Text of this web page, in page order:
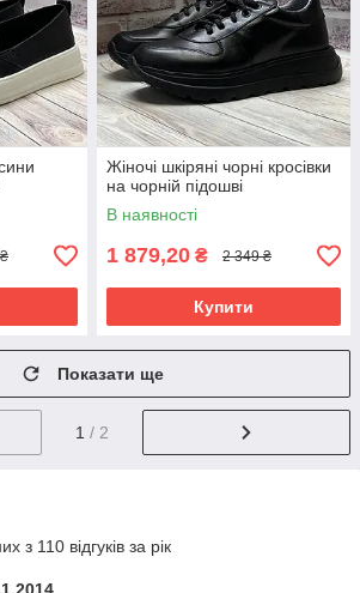
Жіночі шкіряні чорні кросівки
на чорній підошві
В наявності
1 879,20 ₴ 2 349 ₴
Купити
Показати ще
1 / 2
з 110 відгуків за рік